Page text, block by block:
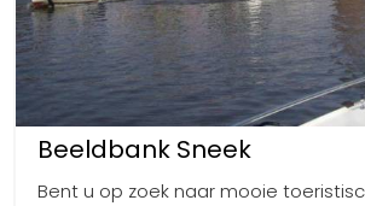
Beeldbank Sneek
Bent u op zoek naar mooie